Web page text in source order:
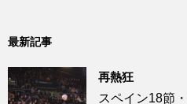
最新記事
再熱狂
スペイン18節